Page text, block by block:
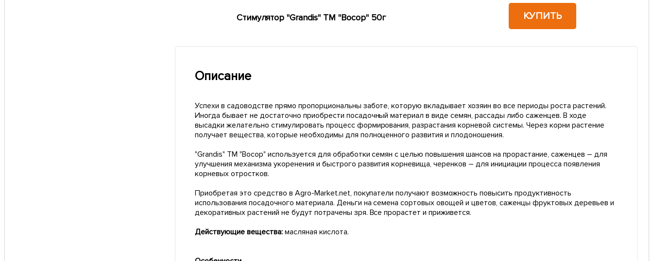
Стимулятор "Grandis" ТМ "Восор" 50г КУПИТЬ
Описание
Успехи в садоводстве прямо пропорциональны заботе, которую вкладывает хозяин во все периоды роста растений.
Иногда бывает не достаточно приобрести посадочный материал в виде семян, рассады либо саженцев. В ходе
высадки желательно стимулировать процесс формирования, разрастания корневой системы. Через корни растение
получает вещества, которые необходимы для полноценного развития и плодоношения.
"Grandis" ТМ "Восор" используется для обработки семян с целью повышения шансов на прорастание, саженцев – для
улучшения механизма укоренения и быстрого развития корневища, черенков – для инициации процесса появления
корневых отростков.
Приобретая это средство в Agro-Market.net, покупатели получают возможность повысить продуктивность
использования посадочного материала. Деньги на семена сортовых овощей и цветов, саженцы фруктовых деревьев и
декоративных растений не будут потрачены зря. Все прорастет и приживется.
Действующие вещества:масляная кислота.